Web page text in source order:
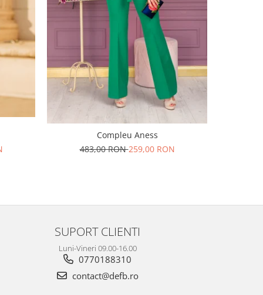
Compleu Aness
483,00 RON259,00 RON
SUPORT CLIENTI
Luni-Vineri 09.00-16.00
0770188310
contact@defb.ro